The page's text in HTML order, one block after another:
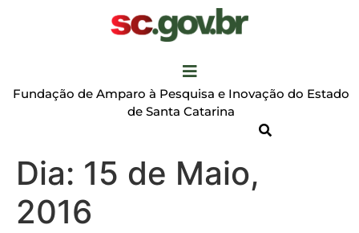
Fundação de Amparo à Pesquisa e Inovação do Estado
de Santa Catarina
Dia: 15 de Maio,
2016